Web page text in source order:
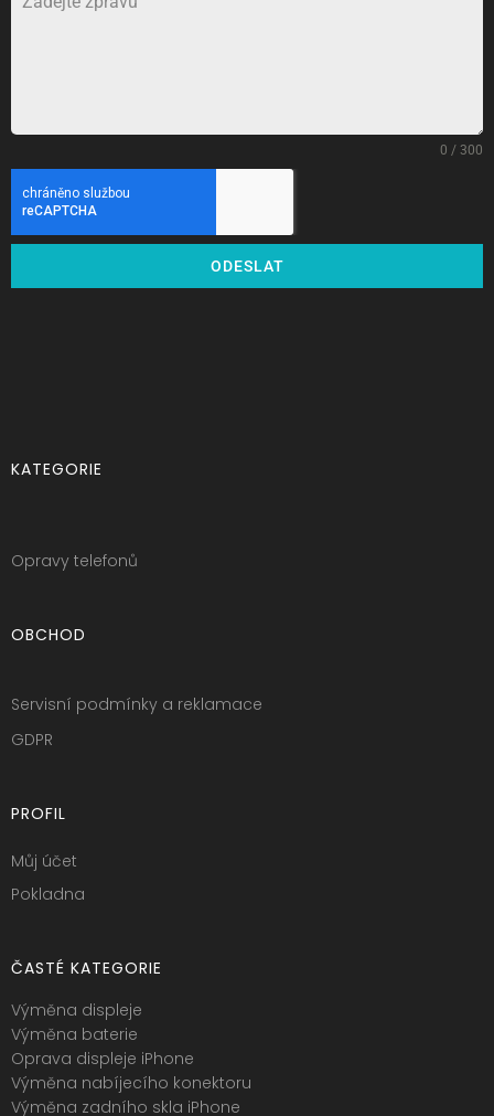
0 / 300
ODESLAT
KATEGORIE
Opravy telefonů
OBCHOD
Servisní podmínky a reklamace
GDPR
PROFIL
Můj účet
Pokladna
ČASTÉ KATEGORIE
Výměna displeje
Výměna baterie
Oprava displeje iPhone
Výměna nabíjecího konektoru
Výměna zadního skla iPhone